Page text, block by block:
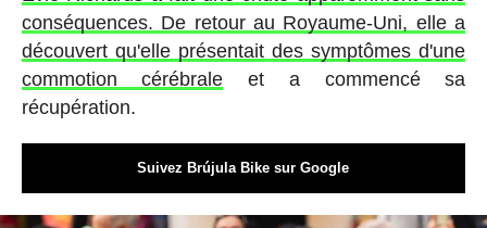
conséquences. De retour au Royaume-Uni, elle a
découvert qu'elle présentait des symptômes d'une
commotion cérébrale et a commencé sa
récupération.
Suivez Brújula Bike sur Google